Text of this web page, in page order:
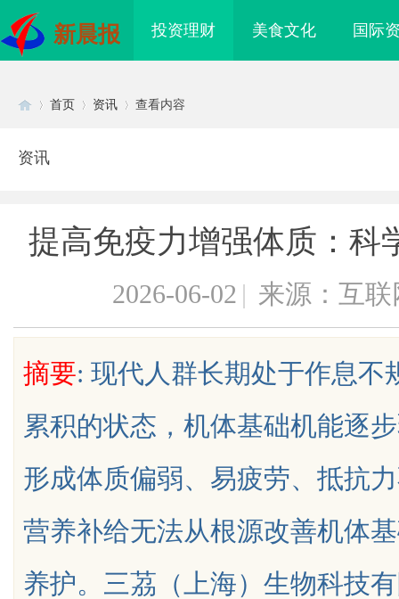
新晨报 投资理财 美食文化 国际
uz
首页 资讯 查看内容
资讯
提高免疫力增强体质：科
2026-06-02 | 来源：互联
摘要: 现代人群长期处于作息不
累积的状态，机体基础机能逐
形成体质偏弱、易疲劳、抵抗
营养补给无法从根源改善机体
养护。三茘（上海）生物科技
与发展趋势 南，保障安全与合法性